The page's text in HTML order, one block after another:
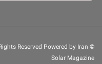
Rights Reserved Powered by Iran
Solar Magazine